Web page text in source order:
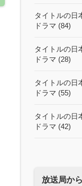
タイトルの日
ドラマ (84)
タイトルの日
ドラマ (28)
タイトルの日
ドラマ (55)
タイトルの日
ドラマ (42)
放送局か